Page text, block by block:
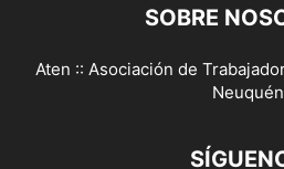
SOBRE
Aten :: Asociación de
Neuquén